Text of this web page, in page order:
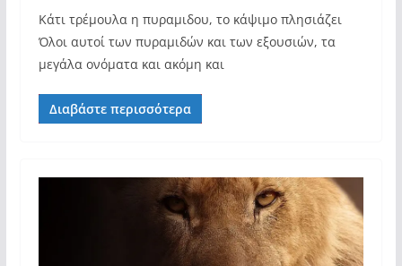
Κάτι τρέμουλα η πυραμιδου, το κάψιμο πλησιάζει
Όλοι αυτοί των πυραμιδών και των εξουσιών, τα
μεγάλα ονόματα και ακόμη και
Διαβάστε περισσότερα